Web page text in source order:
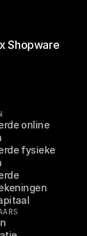
Shopware
online
fysieke